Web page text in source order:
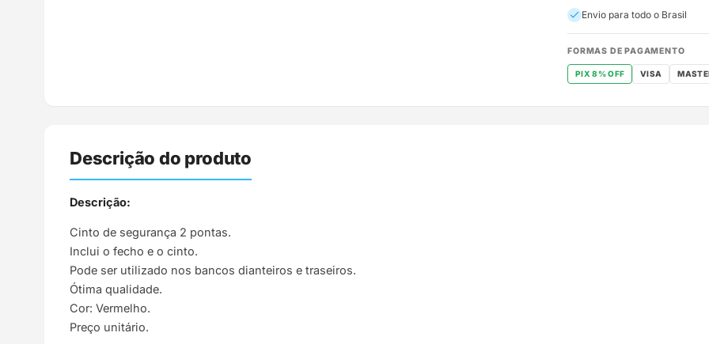
Envio para todo o Brasil
FORMAS DE PAGAMENTO
PIX 8% OFF VISA
Descrição do produto
Descrição:
Cinto de segurança 2 pontas.
Inclui o fecho e o cinto.
Pode ser utilizado nos bancos dianteiros e traseiros.
Ótima qualidade.
Cor: Vermelho.
Preço unitário.